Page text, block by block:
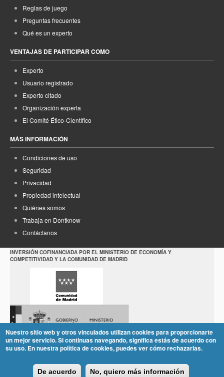
Reglas de juego
Preguntas frecuentes
Qué es un experto
VENTAJAS DE PARTICIPAR COMO
Experto
Usuario registrado
Experto citado
Organización experta
El Comité Ético-Científico
MÁS INFORMACIÓN
Condiciones de uso
Seguridad
Privacidad
Propiedad intelectual
Quiénes somos
Trabaja en Dontknow
Contáctanos
INVERSIÓN COFINANCIADA POR EL MINISTERIO DE ECONOMÍA Y
COMPETITIVIDAD Y LA COMUNIDAD DE MADRID
Nuestro sitio web y otros vinculados utilizan cookies para proporcionarte
un mejor servicio. Si continuas navegando, significa estás de acuerdo con
su uso. En nuestra política de cookies, puedes ver cómo rechazarlas.
De acuerdo No, quiero más información